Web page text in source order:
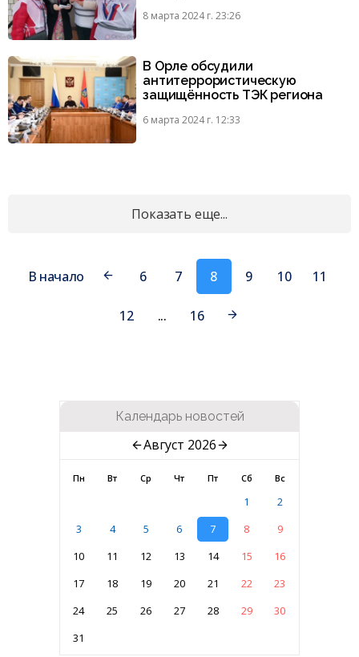
8 марта 2024 г. 23:26
В Орле обсудили
антитеррористическую
защищённость ТЭК региона
6 марта 2024 г. 12:33
Показать еще...
В начало 6 7 8 9 10 11
12 ... 16
Календарь новостей
Август 2026
Пн Вт Ср Чт Пт Сб Вс
1
2
3
4 5 6 7 8
9
10
11 12 13 14 15
16
17
18 19 20 21 22
23
24
25 26 27 28 29
30
31